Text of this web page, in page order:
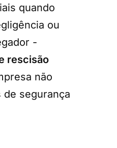
quando
ou
-
rescisão
não
de segurança